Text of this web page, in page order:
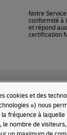
Notre
conformité à
et répond
certification
LES
cookies et des
») nous
fréquence à laquelle
le nombre de